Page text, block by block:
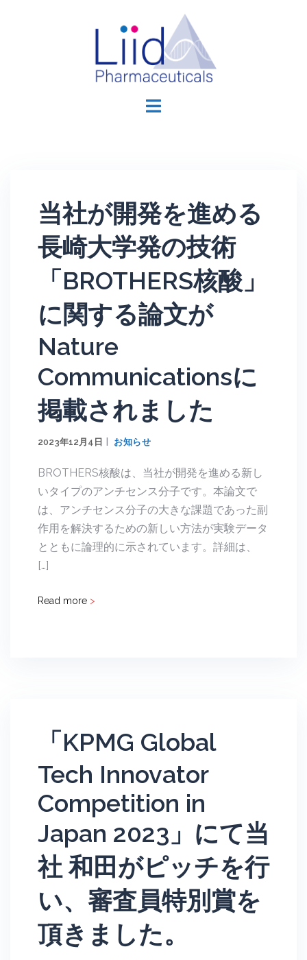
当社が開発を進める
長崎大学発の技術
「BROTHERS核酸」
に関する論文が
Nature
Communicationsに
掲載されました
2023年12月4日 お知らせ
BROTHERS核酸は、当社が開発を進める新し
いタイプのアンチセンス分子です。本論文で
は、アンチセンス分子の大きな課題であった副
作用を解決するための新しい方法が実験データ
とともに論理的に示されています。詳細は、
[…]
Read more >
「KPMG Global
Tech Innovator
Competition in
Japan 2023」にて当
社 和田がピッチを行
い、審査員特別賞を
頂きました。